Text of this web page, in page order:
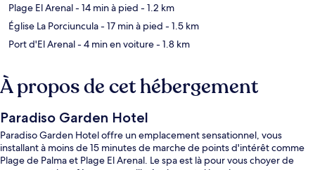
Plage El Arenal- 14 min à pied - 1.2 km
Église La Porciuncula- 17 min à pied - 1.5 km
Port d'El Arenal- 4 min en voiture- 1.8 km
À propos de cet hébergement
Paradiso Garden Hotel
Paradiso Garden Hotel offre un emplacement sensationnel, vous
installant à moins de 15 minutes de marche de points d'intérêt comme
Plage de Palma et Plage El Arenal. Le spa est là pour vous choyer de